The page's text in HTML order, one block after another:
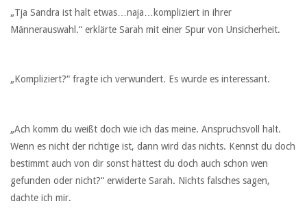
„Tja Sandra ist halt etwas…naja…kompliziert in ihrer
Männerauswahl.“ erklärte Sarah mit einer Spur von Unsicherheit.
„Kompliziert?“ fragte ich verwundert. Es wurde es interessant.
„Ach komm du weißt doch wie ich das meine. Anspruchsvoll halt.
Wenn es nicht der richtige ist, dann wird das nichts. Kennst du doch
bestimmt auch von dir sonst hättest du doch auch schon wen
gefunden oder nicht?“ erwiderte Sarah. Nichts falsches sagen,
dachte ich mir.